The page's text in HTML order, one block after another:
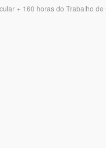
+ 160 horas do Trabalho de